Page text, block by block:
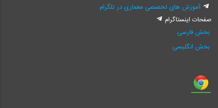
آموزش های تخصصی معماری در تلگرام
صفحات اینستاگرام
بخش فارسی
بخش انگلیسی